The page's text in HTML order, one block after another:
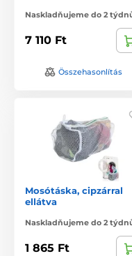
Naskladňujeme do 2
7 110 Ft
Összehasonlítás
Mosótáska, cipzárral
ellátva
Naskladňujeme do 2
1 865 Ft